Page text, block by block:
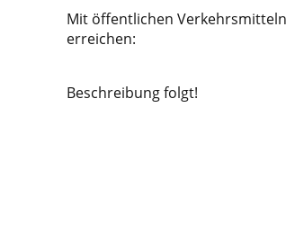
Mit öffentlichen
erreichen:
Beschreibung folgt!